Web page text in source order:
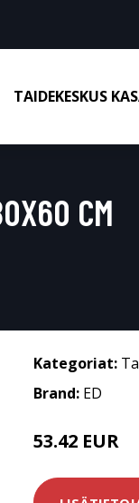
TAIDEKESKUS
CM
Kategoriat:
Brand: ED
53.42 EUR